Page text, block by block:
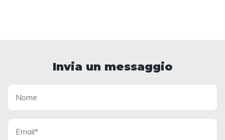
Invia un messaggio